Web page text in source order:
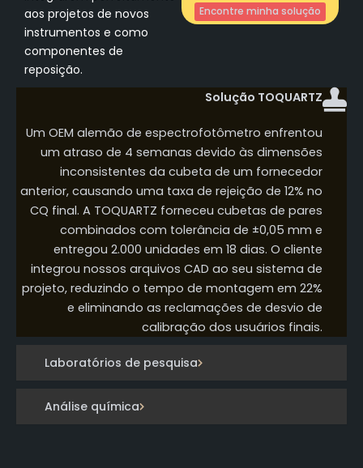
Laboratórios de pesquisa
Análise química
aos projetos de novos
instrumentos e como
componentes de
reposição.
Encontre minha solução
Solução TOQUARTZ
Um OEM alemão de espectrofotômetro enfrentou
um atraso de 4 semanas devido às dimensões
inconsistentes da cubeta de um fornecedor
anterior, causando uma taxa de rejeição de 12% no
CQ final. A TOQUARTZ forneceu cubetas de pares
combinados com tolerância de ±0,05 mm e
entregou 2.000 unidades em 18 dias. O cliente
integrou nossos arquivos CAD ao seu sistema de
projeto, reduzindo o tempo de montagem em 22%
e eliminando as reclamações de desvio de
calibração dos usuários finais.